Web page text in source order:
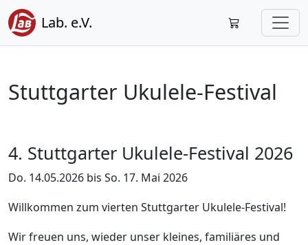
Lab. e.V.
Stuttgarter Ukulele-Festival
4. Stuttgarter Ukulele-Festival 2026
Do. 14.05.2026 bis So. 17. Mai 2026
Willkommen zum vierten Stuttgarter Ukulele-Festival!
Wir freuen uns, wieder unser kleines, familiäres und